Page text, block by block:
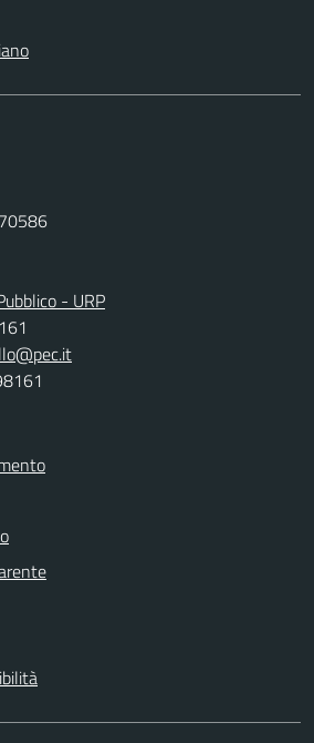
- URP